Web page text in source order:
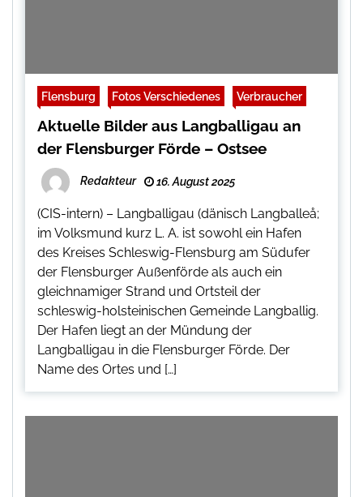
Flensburg Fotos Verschiedenes Verbraucher
Aktuelle Bilder aus Langballigau an
der Flensburger Förde – Ostsee
Redakteur 16. August 2025
(CIS-intern) – Langballigau (dänisch Langballeå;
im Volksmund kurz L. A. ist sowohl ein Hafen
des Kreises Schleswig-Flensburg am Südufer
der Flensburger Außenförde als auch ein
gleichnamiger Strand und Ortsteil der
schleswig-holsteinischen Gemeinde Langballig.
Der Hafen liegt an der Mündung der
Langballigau in die Flensburger Förde. Der
Name des Ortes und […]